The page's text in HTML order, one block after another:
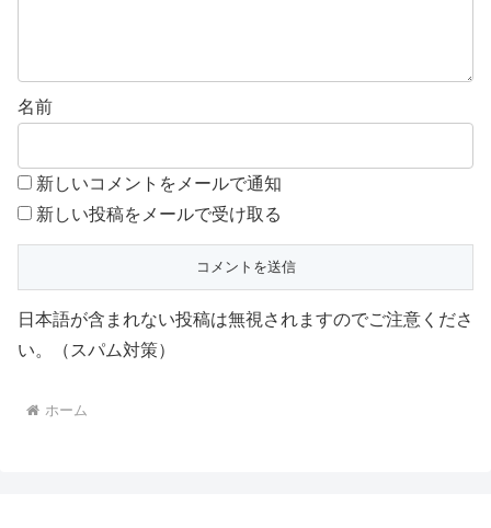
名前
新しいコメントをメールで通知
新しい投稿をメールで受け取る
日本語が含まれない投稿は無視されますのでご注意くださ
い。（スパム対策）
ホーム